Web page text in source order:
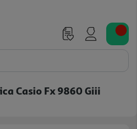
Casio Fx 9860 Giii